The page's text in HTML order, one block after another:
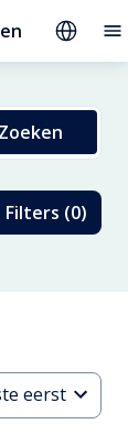
Zoeken
Filters (0)
eerst